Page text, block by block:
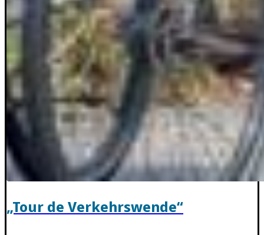
„Tour de Verkehrswende“